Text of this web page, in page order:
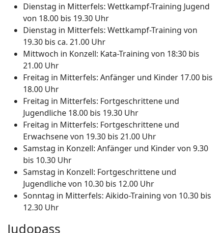
Dienstag in Mitterfels: Wettkampf-Training Jugend
von 18.00 bis 19.30 Uhr
Dienstag in Mitterfels: Wettkampf-Training von
19.30 bis ca. 21.00 Uhr
Mittwoch in Konzell: Kata-Training von 18:30 bis
21.00 Uhr
Freitag in Mitterfels: Anfänger und Kinder 17.00 bis
18.00 Uhr
Freitag in Mitterfels: Fortgeschrittene und
Jugendliche 18.00 bis 19.30 Uhr
Freitag in Mitterfels: Fortgeschrittene und
Erwachsene von 19.30 bis 21.00 Uhr
Samstag in Konzell: Anfänger und Kinder von 9.30
bis 10.30 Uhr
Samstag in Konzell: Fortgeschrittene und
Jugendliche von 10.30 bis 12.00 Uhr
Sonntag in Mitterfels: Aikido-Training von 10.30 bis
12.30 Uhr
Judopass